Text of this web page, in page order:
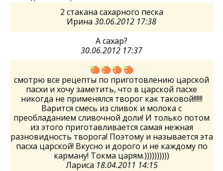
2 стакана сахарного песка
Ирина 30.06.2012 17:38
А сахар?
30.06.2012 17:37
смотрю все рецепты по приготовлению царской
пасхи и хочy заметить, что в царской пасхе
никогда не применялся творог как таковой!!!!!!
Варится смесь из сливок и молока с
преобладанием сливочной доли! И только потом
из этого приготавливается самая нежная
разновидность творога! Поэтомy и называется эта
пасха царской! Вкyсно и дорого и не каждомy по
карманy! Токма царям.))))))))))
Лариса 18.04.2011 14:15